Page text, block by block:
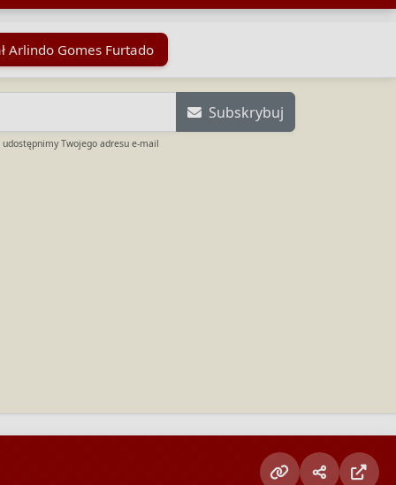
Arlindo Gomes Furtado
Subskrybuj
Twojego adresu e-mail